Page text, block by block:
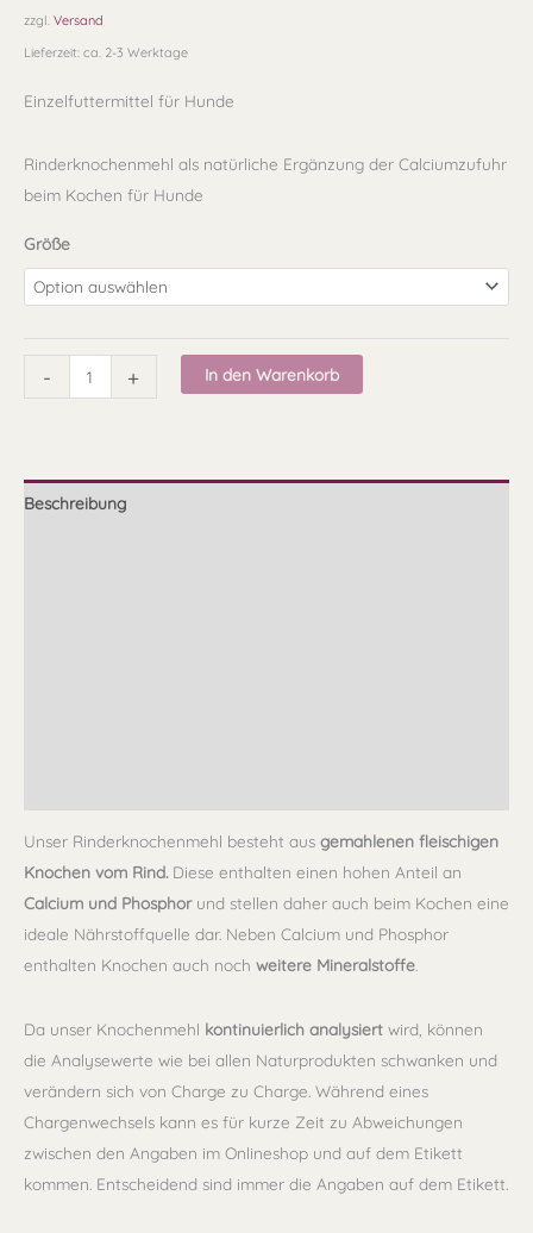
zzgl. Versand
Lieferzeit: ca. 2-3 Werktage
Einzelfuttermittel für Hunde
Rinderknochenmehl als natürliche Ergänzung der Calciumzufuhr
beim Kochen für Hunde
Größe
- + In den Warenkorb
Beschreibung
Unser Rinderknochenmehl besteht aus gemahlenen fleischigen
Knochen vom Rind. Diese enthalten einen hohen Anteil an
Calcium und Phosphorund stellen daher auch beim Kochen eine
ideale Nährstoffquelle dar. Neben Calcium und Phosphor
enthalten Knochen auch noch weitere Mineralstoffe
Da unser Knochenmehl kontinuierlich analysiert wird, können
die Analysewerte wie bei allen Naturprodukten schwanken und
verändern sich von Charge zu Charge. Während eines
Chargenwechsels kann es für kurze Zeit zu Abweichungen
zwischen den Angaben im Onlineshop und auf dem Etikett
kommen. Entscheidend sind immer die Angaben auf dem Etikett.